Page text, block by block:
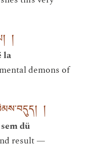
།
la
demons of
།
dü
result —